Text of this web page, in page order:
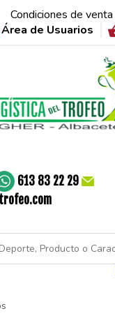
Condiciones de venta
Área de Usuarios
613 83 22 29